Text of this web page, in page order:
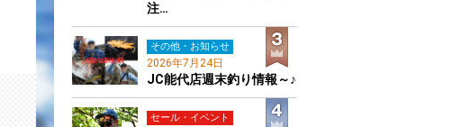
注…
その他・お知らせ
2026年7月24日
JC能代店週末釣り情報～♪
セール・イベント